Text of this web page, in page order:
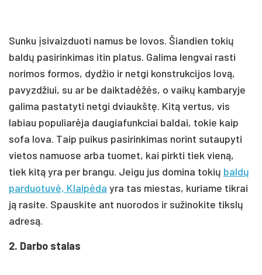
Sunku įsivaizduoti namus be lovos. Šiandien tokių
baldų pasirinkimas itin platus. Galima lengvai rasti
norimos formos, dydžio ir netgi konstrukcijos lovą,
pavyzdžiui, su ar be daiktadėžės, o vaikų kambaryje
galima pastatyti netgi dviaukštę. Kitą vertus, vis
labiau populiarėja daugiafunkciai baldai, tokie kaip
sofa lova. Taip puikus pasirinkimas norint sutaupyti
vietos namuose arba tuomet, kai pirkti tiek vieną,
tiek kitą yra per brangu. Jeigu jus domina tokių baldų
parduotuvė, Klaipėda yra tas miestas, kuriame tikrai
ją rasite. Spauskite ant nuorodos ir sužinokite tikslų
adresą.
2. Darbo stalas